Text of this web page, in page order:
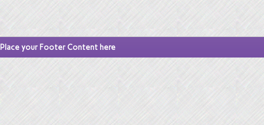
Place your Footer Content here